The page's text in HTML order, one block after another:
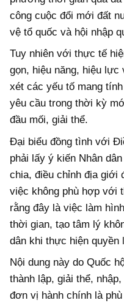
công cuộc đổi mới đất
vệ tổ quốc và hội nhập
Tuy nhiên với thực tế
gọn, hiệu năng, hiệu lực
xét các yếu tố mang
yêu cầu trong thời kỳ
đầu mối, giải thể.
Đại biểu đồng tình với
phải lấy ý kiến Nhân
chia, điều chỉnh địa giới
việc không phù hợp với
rằng đây là việc làm
thời gian, tạo tâm lý
dân khi thực hiện
Nội dung này do Quốc
thành lập, giải thể,
đơn vị hành chính là